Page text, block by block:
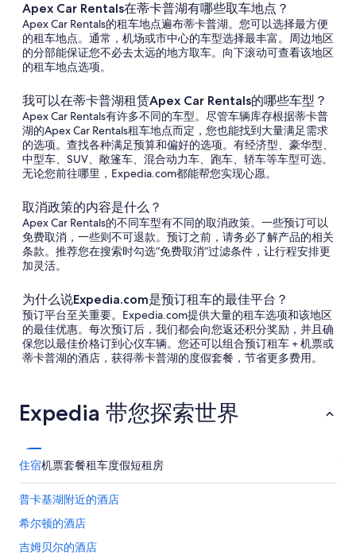
Apex Car Rentals在蒂卡普湖有哪些取车地点？
Apex Car Rentals的租车地点遍布蒂卡普湖。您可以选择最方便
的租车地点。通常，机场或市中心的车型选择最丰富。周边地区
的分部能保证您不必去太远的地方取车。向下滚动可查看该地区
的租车地点选项。
我可以在蒂卡普湖租赁Apex Car Rentals的哪些车型？
Apex Car Rentals有许多不同的车型。尽管车辆库存根据蒂卡普
湖的Apex Car Rentals租车地点而定，您也能找到大量满足需求
的选项。查找各种满足预算和偏好的选项。有经济型、豪华型、
中型车、SUV、敞篷车、混合动力车、跑车、轿车等车型可选。
无论您前往哪里，Expedia.com都能帮您实现心愿。
取消政策的内容是什么？
Apex Car Rentals的不同车型有不同的取消政策。一些预订可以
免费取消，一些则不可退款。预订之前，请务必了解产品的相关
条款。推荐您在搜索时勾选“免费取消”过滤条件，让行程安排更
加灵活。
为什么说Expedia.com是预订租车的最佳平台？
预订平台至关重要。Expedia.com提供大量的租车选项和该地区
的最佳优惠。每次预订后，我们都会向您返还积分奖励，并且确
保您以最佳价格订到心仪车辆。您还可以组合预订租车 + 机票或
蒂卡普湖的酒店，获得蒂卡普湖的度假套餐，节省更多费用。
Expedia 带您探索世界
住宿机票套餐租车度假短租房
普卡基湖附近的酒店
希尔顿的酒店
吉姆贝尔的酒店